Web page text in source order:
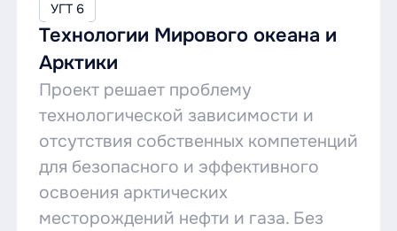
УГТ 6
Технологии Мирового океана и
Арктики
Проект решает проблему
технологической зависимости и
отсутствия собственных компетенций
для безопасного и эффективного
освоения арктических
месторождений нефти и газа. Без